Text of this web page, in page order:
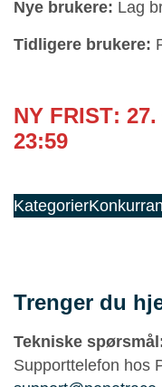
Nye brukere: Lag
Tidligere brukere:
NY FRIST:
23:59
Kategorier
Trenger du
Tekniske
Supporttelefon hos